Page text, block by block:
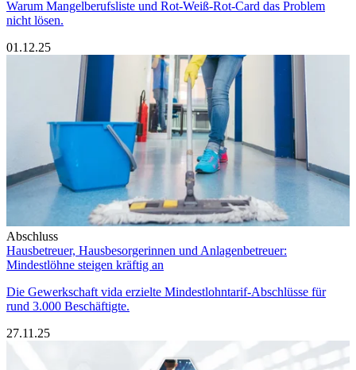
Warum Mangelberufsliste und Rot-Weiß-Rot-Card das Problem
nicht lösen.
01.12.25
Abschluss
Hausbetreuer, Hausbesorgerinnen und Anlagenbetreuer:
Mindestlöhne steigen kräftig an
Die Gewerkschaft vida erzielte Mindestlohntarif-Abschlüsse für
rund 3.000 Beschäftigte.
27.11.25